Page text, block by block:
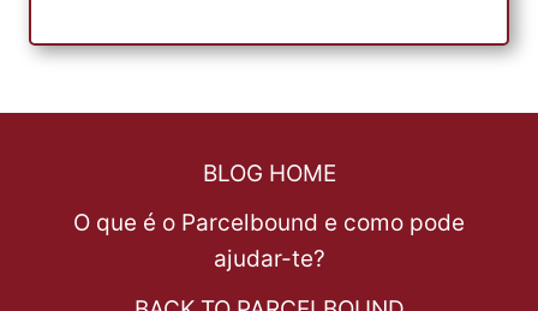
BLOG HOME
O que é o Parcelbound e como pode
ajudar-te?